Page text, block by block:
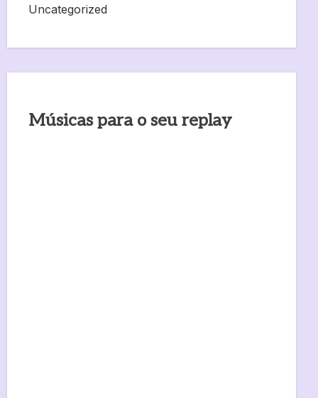
Uncategorized
Músicas para o seu replay